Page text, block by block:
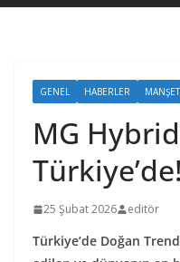
GENEL HABERLER MANŞET
MG
Türkiye’de!
25 Şubat 2026 editör
Türkiye’de Doğan